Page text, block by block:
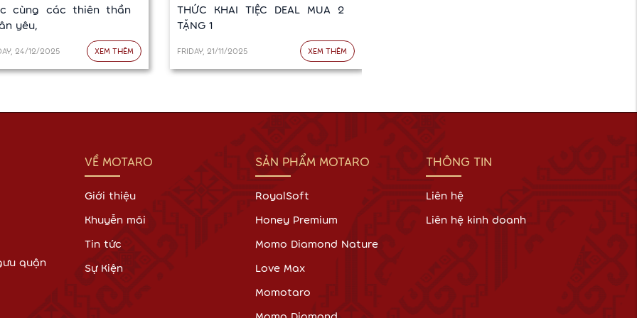
cùng các thiên thần
24/12/2025 XEM THÊM
THỨC KHAI TIỆC DEAL MUA 2
TẶNG 1
FRIDAY, 21/11/2025 XEM THÊM
quận
VỀ MOTARO
Giới thiệu
Khuyễn mãi
Tin tức
Sự Kiện
SẢN PHẨM MOTARO
RoyalSoft
Honey Premium
Momo Diamond Nature
Love Max
Momotaro
THÔNG TIN
Liên hệ
Liên hệ kinh doanh